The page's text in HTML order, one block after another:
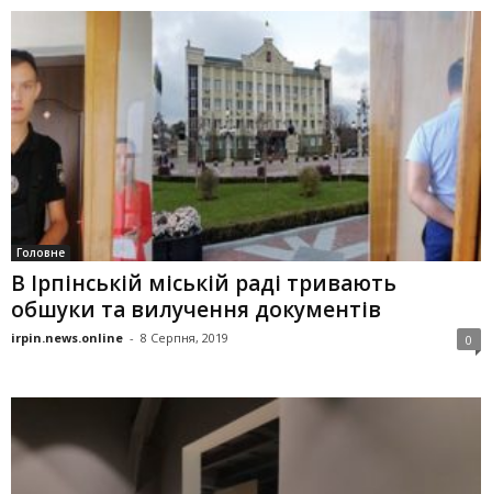
Головне
В Ірпінській міській раді тривають
обшуки та вилучення документів
irpin.news.online - 8 Серпня, 2019 0